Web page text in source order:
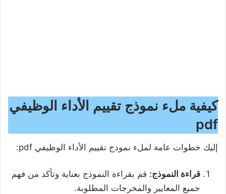
كيفية ملء نموذج تقييم الأداء الوظيفي
pdf
إليك خطوات عامة لملء نموذج تقييم الأداء الوظيفي pdf:
قراءة النموذج: قم بقراءة النموذج بعناية وتأكد من فهم
جميع المعايير والمخرجات المطلوبة.